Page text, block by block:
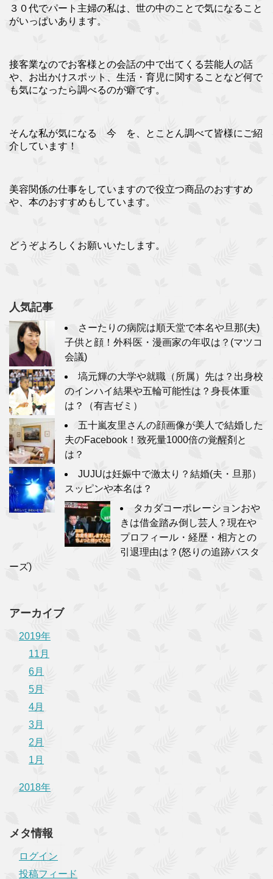
３０代でパート主婦の私は、世の中のことで気になること
がいっぱいあります。
接客業なのでお客様との会話の中で出てくる芸能人の話
や、お出かけスポット、生活・育児に関することなど何で
も気になったら調べるのが癖です。
そんな私が気になる 今 を、とことん調べて皆様にご紹
介しています！
美容関係の仕事をしていますので役立つ商品のおすすめ
や、本のおすすめもしています。
どうぞよろしくお願いいたします。
人気記事
さーたりの病院は順天堂で本名や旦那(夫)
子供と顔！外科医・漫画家の年収は？(マツコ
会議)
塙元輝の大学や就職（所属）先は？出身校
のインハイ結果や五輪可能性は？身長体重
は？（有吉ゼミ）
五十嵐友里さんの顔画像が美人で結婚した
夫のFacebook！致死量1000倍の覚醒剤と
は？
JUJUは妊娠中で激太り？結婚(夫・旦那）
スッピンや本名は？
タカダコーポレーションおや
きは借金踏み倒し芸人？現在や
プロフィール・経歴・相方との
引退理由は？(怒りの追跡バスタ
ーズ)
アーカイブ
2019年
11月
6月
5月
4月
3月
2月
1月
2018年
メタ情報
ログイン
投稿フィード